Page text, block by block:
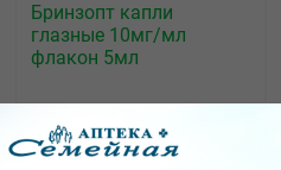
Бринзопт капли
глазные 10мг/мл
флакон 5мл